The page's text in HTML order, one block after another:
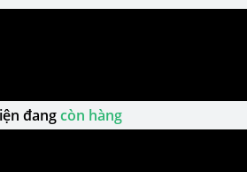
đangcòn hàng